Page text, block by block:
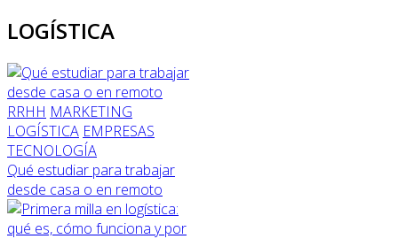
LOGÍSTICA
RRHH MARKETING
LOGÍSTICA EMPRESAS
TECNOLOGÍA
Qué estudiar para trabajar
desde casa o en remoto